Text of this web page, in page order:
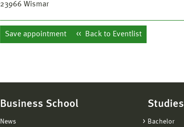
23966 Wismar
Save appointment Back to Eventlist
Business School
News
Studies
Bachelor